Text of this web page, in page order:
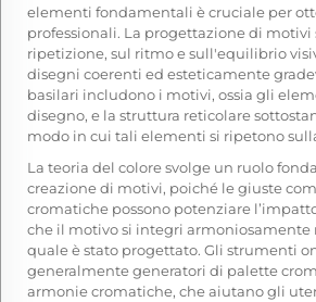
elementi fondamentali è cruciale per
professionali. La progettazione di motivi
ripetizione, sul ritmo e sull'equilibrio
disegni coerenti ed esteticamente
basilari includono i motivi, ossia gli
disegno, e la struttura reticolare
modo in cui tali elementi si ripetono
La teoria del colore svolge un ruolo
creazione di motivi, poiché le giuste
cromatiche possono potenziare
che il motivo si integri armoniosamente
quale è stato progettato. Gli strumenti
generalmente generatori di palette
armonie cromatiche, che aiutano gli